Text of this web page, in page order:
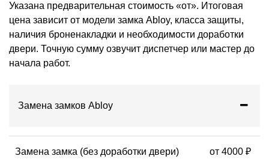
Указана предварительная стоимость «от». Итоговая
цена зависит от модели замка Abloy, класса защиты,
наличия броненакладки и необходимости доработки
двери. Точную сумму озвучит диспетчер или мастер до
начала работ.
Замена замков Abloy
Замена замка (без доработки двери) от 4000 ₽